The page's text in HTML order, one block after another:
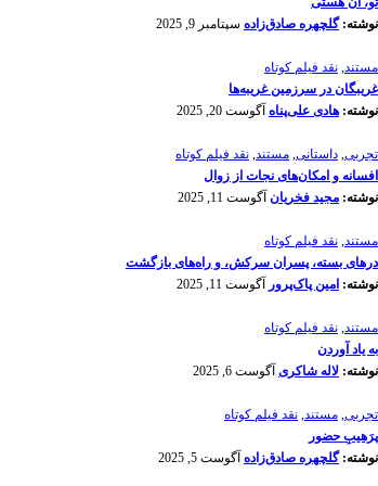
نوشته:گلچهره صادق‌زاده سپتامبر 9, 2025
مستند, نقد فیلم کوتاه
غریبگان در سرزمین غریبه‌ها
نوشته: هادی علی‌پناه آگوست 20, 2025
تجربی, داستانی, مستند, نقد فیلم کوتاه
افسانه‌ و امکان‌های نجات از زوال
نوشته: مجید فخریان آگوست 11, 2025
مستند, نقد فیلم کوتاه
درهای بسته، پسران سرکش، و راه‌های بازگشت
نوشته: امین پاک‌پرور آگوست 11, 2025
مستند, نقد فیلم کوتاه
به یاد آوردن
نوشته: لاله شاکری آگوست 6, 2025
تجربی, مستند, نقد فیلم کوتاه
پرَهیب‌ِ حضور
نوشته:گلچهره صادق‌زاده آگوست 5, 2025